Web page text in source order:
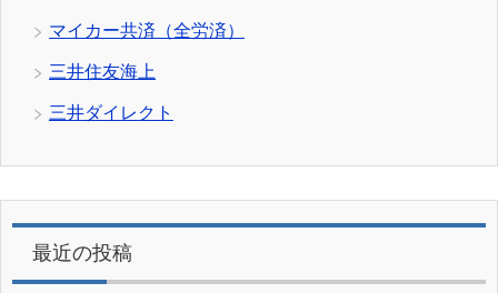
マイカー共済（全労済）
三井住友海上
三井ダイレクト
最近の投稿